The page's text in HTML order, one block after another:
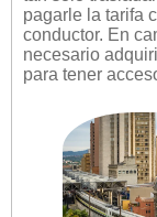
pagarle la tarifa
conductor. En
necesario
para tener